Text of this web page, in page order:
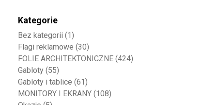
Kategorie
Bez kategorii (1)
Flagi reklamowe (30)
FOLIE ARCHITEKTONICZNE (424)
Gabloty (55)
Gabloty i tablice (61)
MONITORY I EKRANY (108)